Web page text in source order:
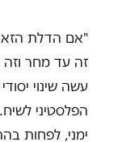
"אם הדלת
עשה שינוי
הפלסטיני
ימני, לפחות